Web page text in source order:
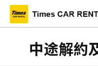
中途解約